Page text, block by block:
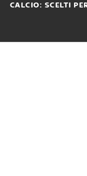
CALCIO: SCELTI